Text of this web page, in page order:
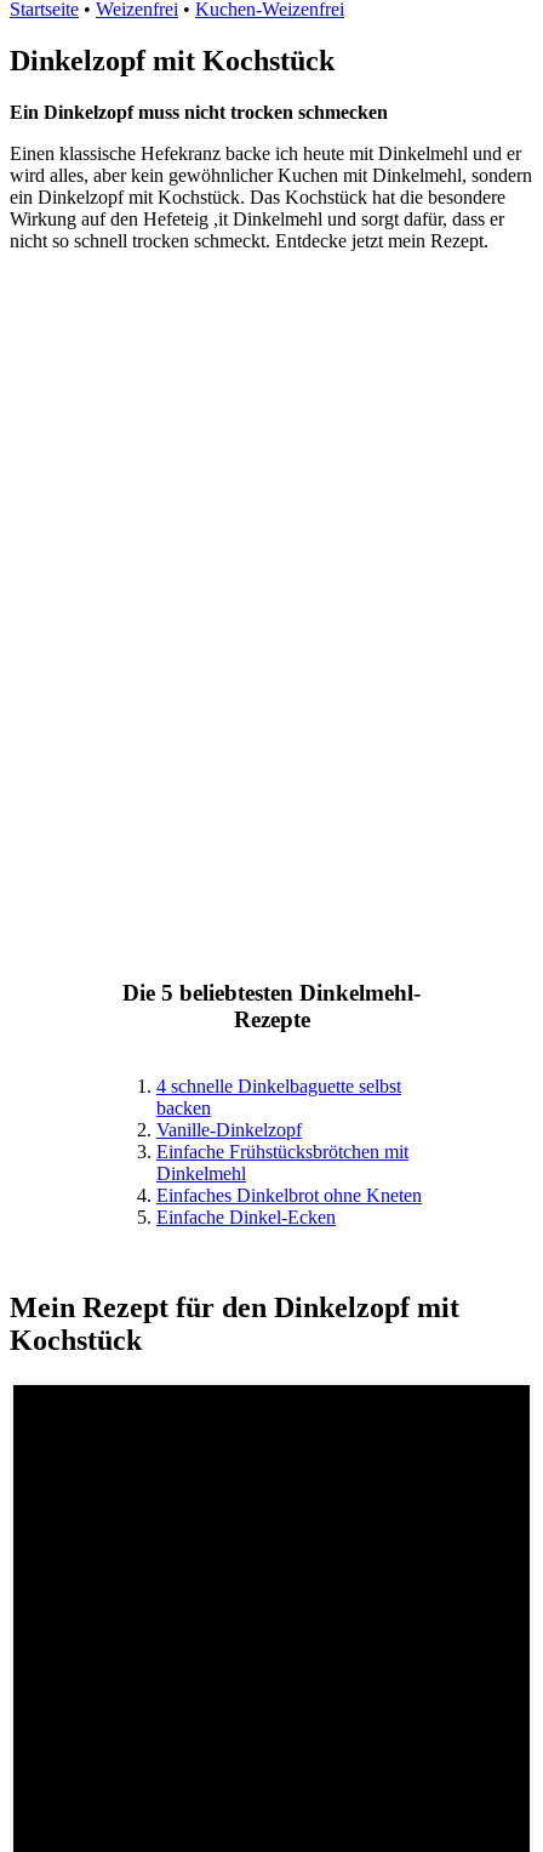
Startseite • Weizenfrei • Kuchen-Weizenfrei
Dinkelzopf mit Kochstück
Ein Dinkelzopf muss nicht trocken schmecken
Einen klassische Hefekranz backe ich heute mit Dinkelmehl und er
wird alles, aber kein gewöhnlicher Kuchen mit Dinkelmehl, sondern
ein Dinkelzopf mit Kochstück. Das Kochstück hat die besondere
Wirkung auf den Hefeteig ,it Dinkelmehl und sorgt dafür, dass er
nicht so schnell trocken schmeckt. Entdecke jetzt mein Rezept.
Die 5 beliebtesten Dinkelmehl-
Rezepte
4 schnelle Dinkelbaguette selbst
backen
Vanille-Dinkelzopf
Einfache Frühstücksbrötchen mit
Dinkelmehl
Einfaches Dinkelbrot ohne Kneten
Einfache Dinkel-Ecken
Mein Rezept für den Dinkelzopf mit
Kochstück